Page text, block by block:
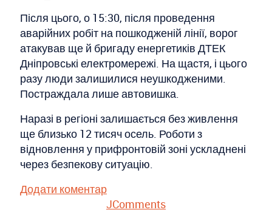
Після цього, о 15:30, після проведення
аварійних робіт на пошкодженій лінії, ворог
атакував ще й бригаду енергетиків ДТЕК
Дніпровські електромережі. На щастя, і цього
разу люди залишилися неушкодженими.
Постраждала лише автовишка.
Наразі в регіоні залишається без живлення
ще близько 12 тисяч осель. Роботи з
відновлення у прифронтовій зоні ускладнені
через безпекову ситуацію.
Додати коментар
JComments